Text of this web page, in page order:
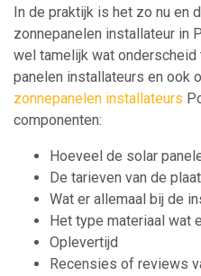
In de praktijk is het zo nu en
zonnepanelen installateur in
wel tamelijk wat
panelen installateurs en ook
zonnepanelen installateurs
componenten:
Hoeveel de solar
De tarieven van de
Wat er allemaal bij de
Het type materiaal wat
Oplevertijd
Recensies of reviews